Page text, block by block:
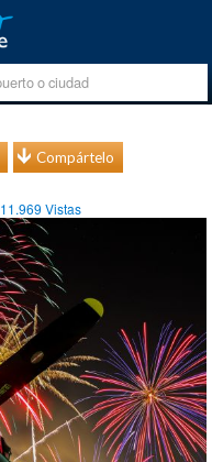
Compártelo
11.969 Vistas